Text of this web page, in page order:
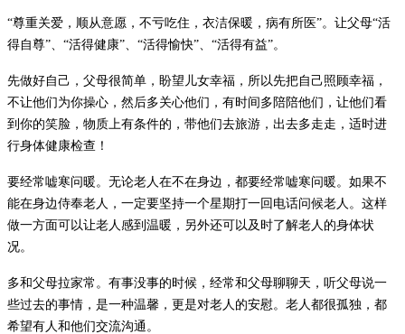
“尊重关爱，顺从意愿，不亏吃住，衣洁保暖，病有所医”。让父母“活
得自尊” “活得健康” “活得愉快” “活得有益”。
先做好自己 ， 父母很简单 ， 盼望儿女幸福 ， 所以先把自己照顾幸福 ，
不让他们为你操心 ， 然后多关心他们 ， 有时间多陪陪他们 ， 让他们看
到你的笑脸 ， 物质上有条件的 ， 带他们去旅游 ， 出去多走走 ， 适时进
行身体健康检查 ！
要经常嘘寒问暖。无论老人在不在身边，都要经常嘘寒问暖。如果不
能在身边侍奉老人，一定要坚持一个星期打一回电话问候老人。这样
做一方面可以让老人感到温暖，另外还可以及时了解老人的身体状
况。
多和父母拉家常。有事没事的时候，经常和父母聊聊天，听父母说一
些过去的事情，是一种温馨，更是对老人的安慰。老人都很孤独，都
希望有人和他们交流沟通。